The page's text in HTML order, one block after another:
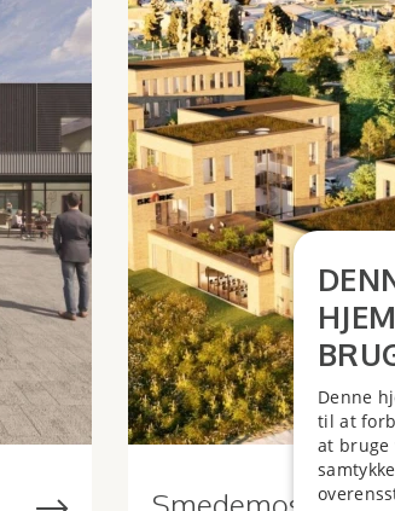
Denne
til at
at bruge